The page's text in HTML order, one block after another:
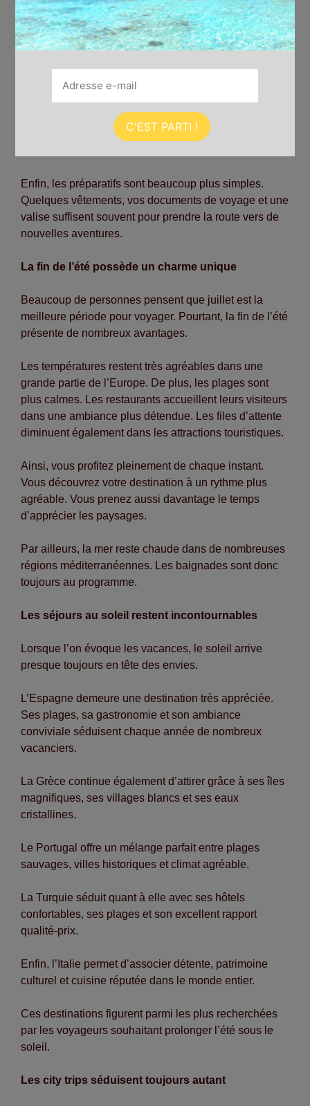
hôtels et les organisateurs de voyages proposent
souvent des réductions pour leurs dernières
disponibilités. Par conséquent, vous pouvez bénéficier
d’un excellent rapport qualité-prix.
Ensuite, cette formule offre une grande flexibilité. Vous
choisissez votre destination selon vos envies, votre
budget ou encore la météo. Vous n’êtes plus obligé
Enfin, les préparatifs sont beaucoup plus simples.
Quelques vêtements, vos documents de voyage et une
valise suffisent souvent pour prendre la route vers de
nouvelles aventures.
La fin de l’été possède un charme unique
Beaucoup de personnes pensent que juillet est la
meilleure période pour voyager. Pourtant, la fin de l’été
présente de nombreux avantages.
Les températures restent très agréables dans une
grande partie de l’Europe. De plus, les plages sont
plus calmes. Les restaurants accueillent leurs visiteurs
dans une ambiance plus détendue. Les files d’attente
diminuent également dans les attractions touristiques.
Ainsi, vous profitez pleinement de chaque instant.
Vous découvrez votre destination à un rythme plus
agréable. Vous prenez aussi davantage le temps
d’apprécier les paysages.
Par ailleurs, la mer reste chaude dans de nombreuses
régions méditerranéennes. Les baignades sont donc
toujours au programme.
Les séjours au soleil restent incontournables
Lorsque l’on évoque les vacances, le soleil arrive
presque toujours en tête des envies.
L’Espagne demeure une destination très appréciée.
Ses plages, sa gastronomie et son ambiance
conviviale séduisent chaque année de nombreux
vacanciers.
La Grèce continue également d’attirer grâce à ses îles
magnifiques, ses villages blancs et ses eaux
cristallines.
Le Portugal offre un mélange parfait entre plages
sauvages, villes historiques et climat agréable.
La Turquie séduit quant à elle avec ses hôtels
confortables, ses plages et son excellent rapport
qualité-prix.
Enfin, l’Italie permet d’associer détente, patrimoine
culturel et cuisine réputée dans le monde entier.
Ces destinations figurent parmi les plus recherchées
par les voyageurs souhaitant prolonger l’été sous le
soleil.
Les city trips séduisent toujours autant